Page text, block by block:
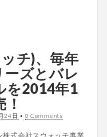
チ)、毎年
ズとバレ
を2014年1
24日 • 0 Comments